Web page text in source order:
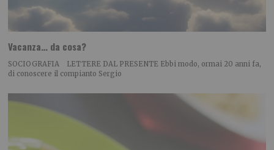
Vacanza… da cosa?
SOCIOGRAFIA LETTERE DAL PRESENTE Ebbi modo, ormai 20 anni fa,
di conoscere il compianto Sergio